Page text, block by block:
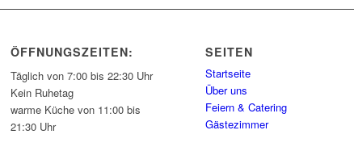
ÖFFNUNGSZEITEN:
Täglich von 7:00 bis 22:30 Uhr
Kein Ruhetag
warme Küche von 11:00 bis
21:30 Uhr
SEITEN
Startseite
Über uns
Feiern & Catering
Gästezimmer